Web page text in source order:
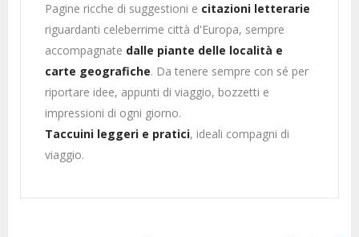
Pagine ricche di suggestioni e citazioni letterarie
riguardanti celeberrime città d'Europa, sempre
accompagnate dalle piante delle località e
carte geografiche. Da tenere sempre con sé per
riportare idee, appunti di viaggio, bozzetti e
impressioni di ogni giorno.
Taccuini leggeri e pratici, ideali compagni di
viaggio.